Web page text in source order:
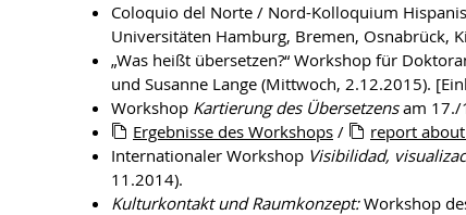
Coloquio del Norte / Nord-Kolloquium
Universitäten Hamburg, Bremen, Osnabrück,
„Was heißt übersetzen?“ Workshop für
und Susanne Lange (Mittwoch, 2.12.2015).
Workshop Kartierung des Übersetzensam
Ergebnisse des Workshops / report
Internationaler Workshop Visibilidad,
11.2014).
Kulturkontakt und Raumkonzept:Workshop